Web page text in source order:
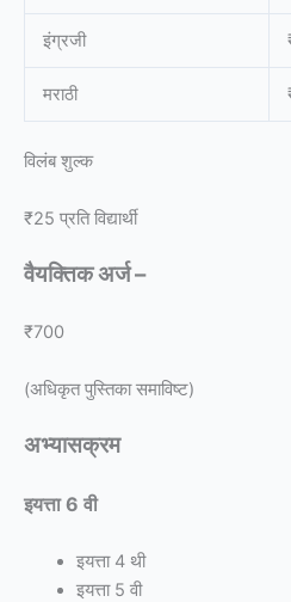
इंग्रजी
मराठी
विलंब शुल्क
₹25 प्रति विद्यार्थी
वैयक्तिक अर्ज –
₹700
(अधिकृत पुस्तिका समाविष्ट)
अभ्यासक्रम
इयत्ता 6 वी
इयत्ता 4 थी
इयत्ता 5 वी